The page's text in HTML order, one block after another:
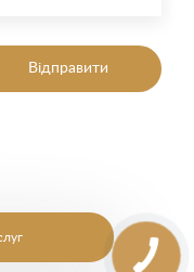
Відправити